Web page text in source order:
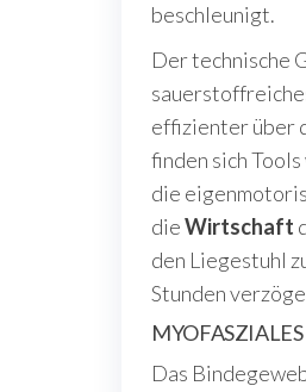
beschleunigt.
Der technische
effizienter über
finden sich
die
dieWirtschaft
den Liegestuhl
Stunden
Das